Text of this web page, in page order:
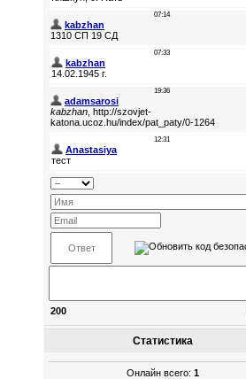
200
Статистика
Онлайн всего: 1